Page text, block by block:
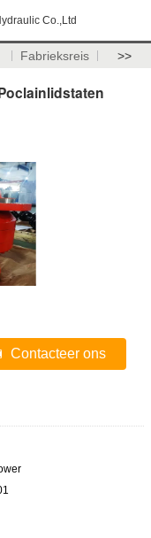
Co.,Ltd
Fabrieksreis >>
Contacteer ons